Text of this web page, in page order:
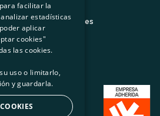
Política de cookies
SPANISH
GL
BASQUE
facilitar la
estadísticas
aplicar
cookies"
las cookies.
uso o limitarlo,
y guardarla.